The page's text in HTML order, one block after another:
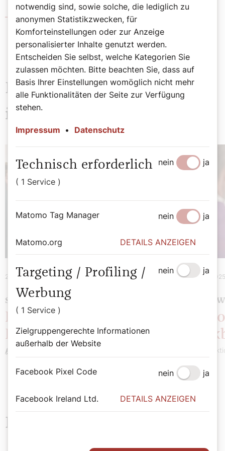
Volontariat
Das könnte Sie auch
interessieren
21. Mai 2025 |Chronik
SEHENSWERT
Potpourri: Diözesaner
Rückblick
10. März
Neueste Beiträge
notwendig sind, sowie solche, die lediglich zu
anonymen Statistikzwecken, für
Komforteinstellungen oder zur Anzeige
personalisierter Inhalte genutzt werden.
Entscheiden Sie selbst, welche Kategorien Sie
zulassen möchten. Bitte beachten Sie, dass auf
Basis Ihrer Einstellungen womöglich nicht mehr
alle Funktionalitäten der Seite zur Verfügung
stehen.
Impressum • Datenschutz
Technisch erforderlich
( 1 Service )
nein ja
Matomo Tag Manager nein ja
Matomo.org DETAILS ANZEIGEN
Targeting / Profiling /
Werbung
( 1 Service )
Zielgruppengerechte Informationen
außerhalb der Website
nein ja
Facebook Pixel Code nein ja
Facebook Ireland Ltd. DETAILS ANZEIGEN